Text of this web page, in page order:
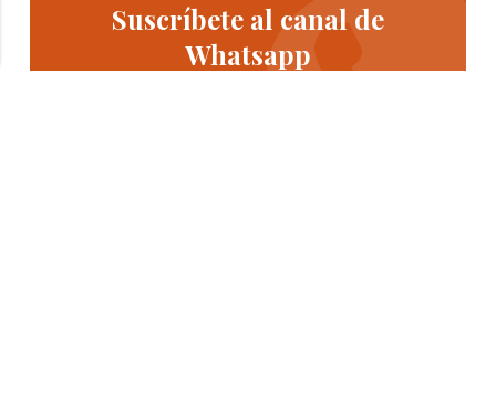
Suscríbete al canal de
Whatsapp